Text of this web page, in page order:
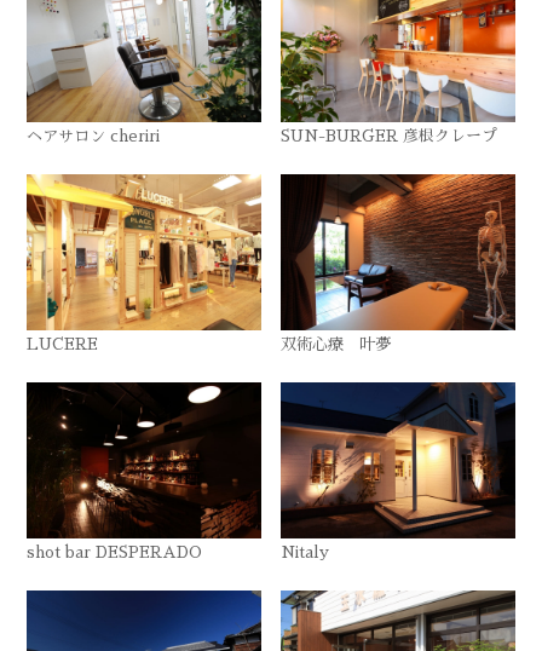
ヘアサロン cheriri SUN-BURGER 彦根クレープ
LUCERE 双術心療 叶夢
shot bar DESPERADO Nitaly